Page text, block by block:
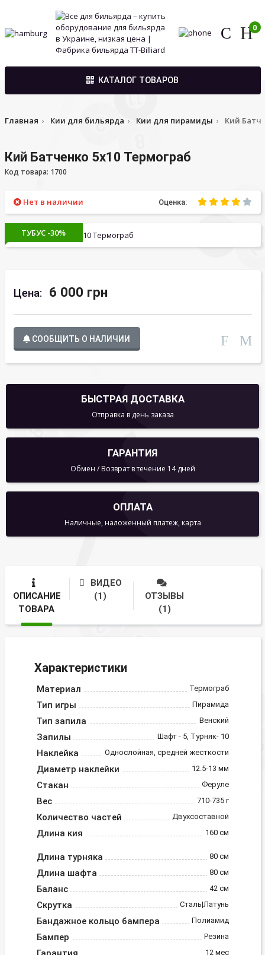
0
КАТАЛОГ ТОВАРОВ
Главная Кии для бильярда Кии для пирамиды Кий
Кий Батченко 5х10 Термограб
Код товара: 1700
Нет в наличии Оценка:
ТУБУС -30%
Цена: 6 000 грн
СООБЩИТЬ О НАЛИЧИИ
БЫСТРАЯ ДОСТАВКА
Отправка в день заказа
ГАРАНТИЯ
Обмен / Возврат в течение 14 дней
ОПЛАТА
Наличные, наложенный платеж, карта
ОПИСАНИЕ
ТОВАРА
ВИДЕО
(1)
ОТЗЫВЫ
(1)
Характеристики
Материал Термограб
Тип игры Пирамида
Тип запила Венский
Запилы Шафт - 5, Турняк- 10
Наклейка Однослойная, средней жесткости
Диаметр наклейки 12.5-13 мм
Стакан Феруле
Вес 710-735 г
Количество частей Двухсоставной
Длина кия 160 см
Длина турняка 80 см
Длина шафта 80 см
Баланс 42 см
Скрутка Сталь|Латунь
Бандажное кольцо бампера Полиамид
Бампер Резина
12 мес